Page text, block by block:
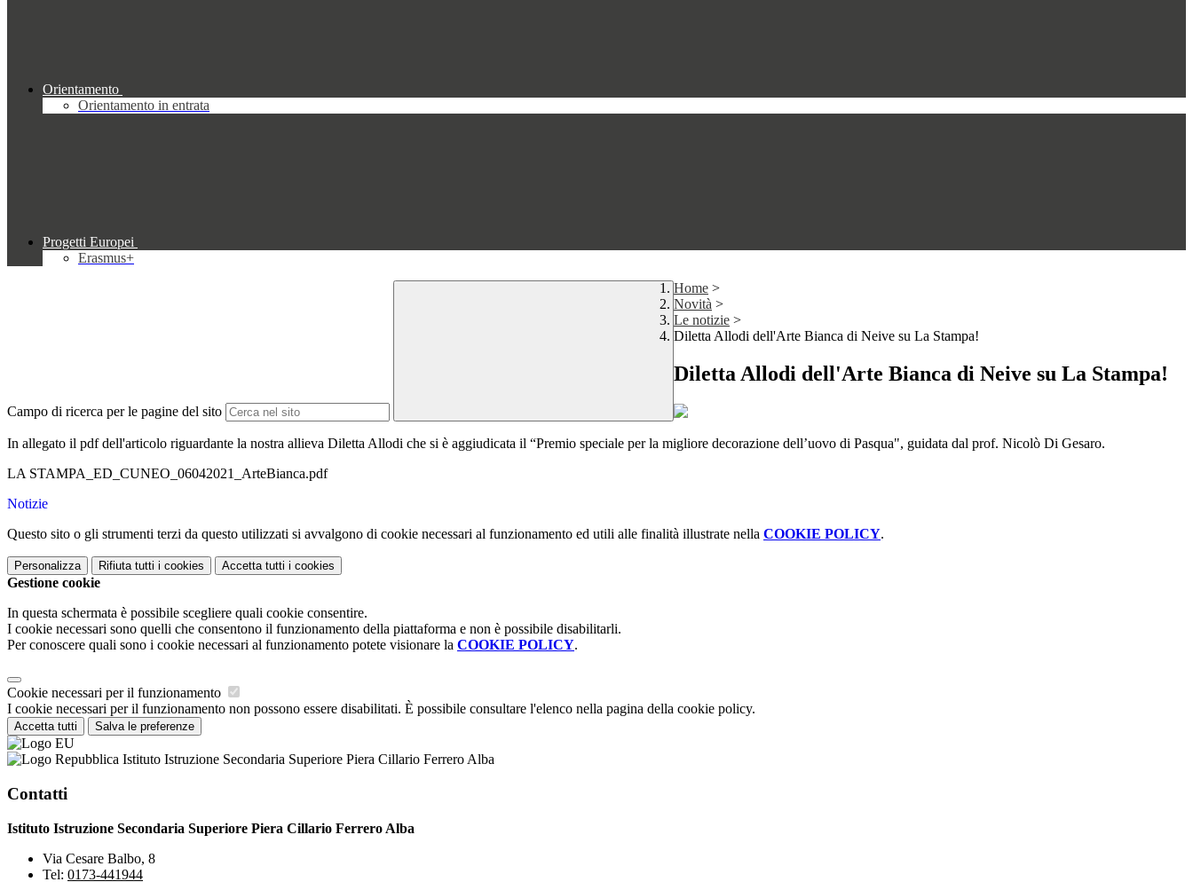
Orientamento
Orientamento in entrata
Progetti Europei
Erasmus+
Campo di ricerca per le pagine del sito
Home >
Novità >
Le notizie >
Diletta Allodi dell'Arte Bianca di Neive su La Stampa!
Diletta Allodi dell'Arte Bianca di Neive su La Stampa!
In allegato il pdf dell'articolo riguardante la nostra allieva Diletta Allodi che si è aggiudicata il “Premio speciale per la migliore decorazione dell’uovo di Pasqua", guidata dal prof. Nicolò Di Gesaro.
LA STAMPA_ED_CUNEO_06042021_ArteBianca.pdf
Notizie
Questo sito o gli strumenti terzi da questo utilizzati si avvalgono di cookie necessari al funzionamento ed utili alle finalità illustrate nella COOKIE POLICY.
Personalizza Rifiuta tutti i cookies Accetta tutti i cookies
Gestione cookie
In questa schermata è possibile scegliere quali cookie consentire.
I cookie necessari sono quelli che consentono il funzionamento della piattaforma e non è possibile disabilitarli.
Per conoscere quali sono i cookie necessari al funzionamento potete visionare la COOKIE POLICY.
Cookie necessari per il funzionamento
I cookie necessari per il funzionamento non possono essere disabilitati. È possibile consultare l'elenco nella pagina della cookie policy.
Accetta tutti Salva le preferenze
Istituto Istruzione Secondaria Superiore Piera Cillario Ferrero Alba
Contatti
Istituto Istruzione Secondaria Superiore Piera Cillario Ferrero Alba
Via Cesare Balbo, 8
Tel: 0173-441944